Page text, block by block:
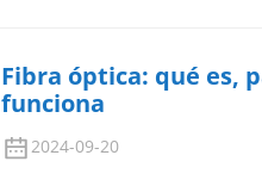
Fibra óptica: qué es,
funciona
2024-09-20